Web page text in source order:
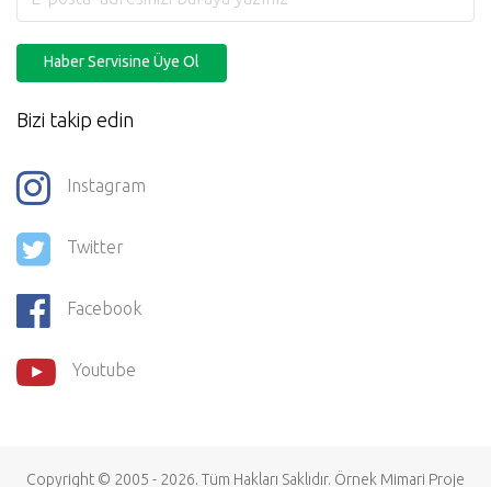
Haber Servisine Üye Ol
Bizi takip edin
Instagram
Twitter
Facebook
Youtube
Copyright © 2005 - 2026. Tüm Hakları Saklıdır. Örnek Mimari Proje